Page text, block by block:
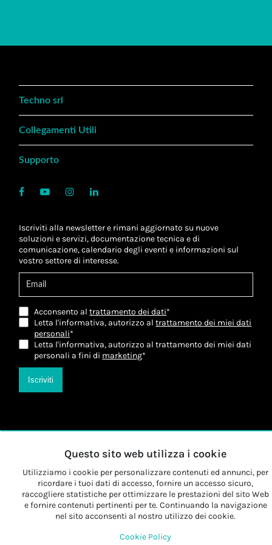
Techno srl
Collegamenti Utili
Supporto
Iscriviti alla newsletter e rimani aggiornato su nuove
soluzioni e servizi, documentazione tecnica e di
comunicazione, calendario degli eventi e informazioni sul
vostro settore di interesse.
Acconsento altrattamento dei dati*
Letta l'informativa, autorizzo altrattamento dei miei dati
personali*
Letta l'informativa, autorizzo al trattamento dei miei dati
personali a fini di marketing*
Iscriviti
Questo sito web utilizza i cookie
Utilizziamo i cookie per personalizzare contenuti ed annunci, per
ricordare i tuoi dati di accesso, fornire un accesso sicuro,
raccogliere statistiche per ottimizzare le prestazioni del sito Web
e fornire contenuti pertinenti per te. Continuando la navigazione
nel sito acconsenti al nostro utilizzo dei cookie.
Cookie Policy